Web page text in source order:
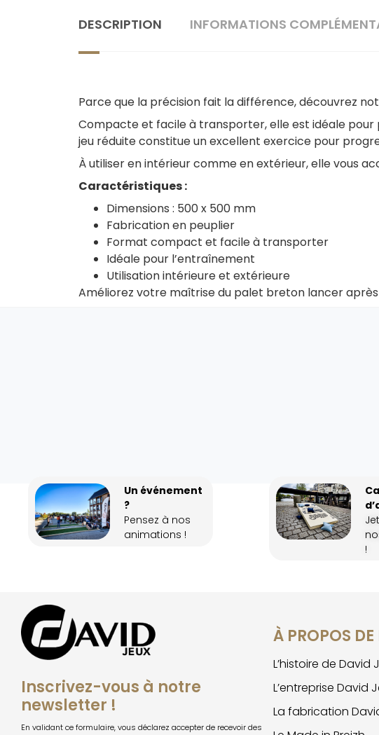
DESCRIPTION INFORMATIONS
Parce que la précision fait la différence, découvrez
Compacte et facile à transporter, elle est idéale
jeu réduite constitue un excellent exercice pour
À utiliser en intérieur comme en extérieur, elle vous
Caractéristiques :
Dimensions : 500 x 500 mm
Fabrication en peuplier
Format compact et facile à transporter
Idéale pour l’entraînement
Utilisation intérieure et extérieure
Améliorez votre maîtrise du palet breton lancer
Un événement
?
Pensez à nos
animations !
!
Inscrivez-vous à notre
newsletter !
En validant ce formulaire, vous déclarez accepter de recevoir des
À PROPOS
L’histoire de David
L’entreprise David
La fabrication